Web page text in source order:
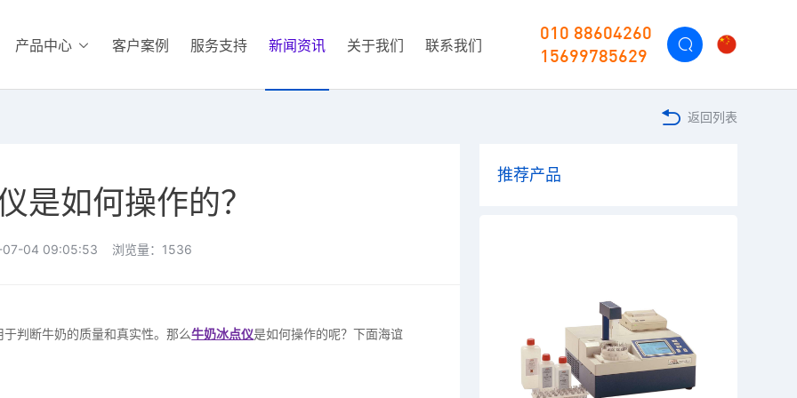
产品中心 客户案例 服务支持 新闻资讯 关于我们 联系我们
010 88604260
15699785629
返回列表
是如何操作的？
07-04 09:05:53 浏览量：1536
判断牛奶的质量和真实性。那么牛奶冰点仪是如何操作的呢？下面海谊
推荐产品